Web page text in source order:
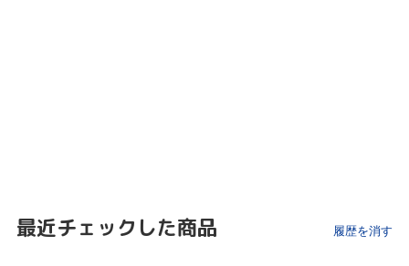
最近チェックした商品 履歴を消す